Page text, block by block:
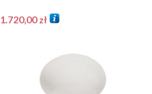
1.720,00zł